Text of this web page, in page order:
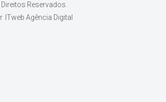
Reservados.
ITweb Agência Digital